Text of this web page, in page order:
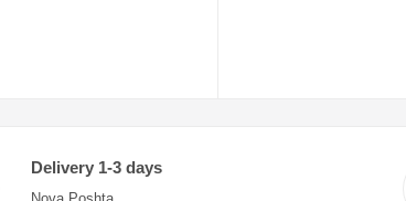
Delivery 1-3 days